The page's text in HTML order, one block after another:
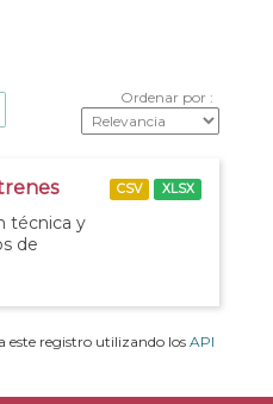
Ordenar por
técnica y
de
CSV XLSX
este registro utilizando los API